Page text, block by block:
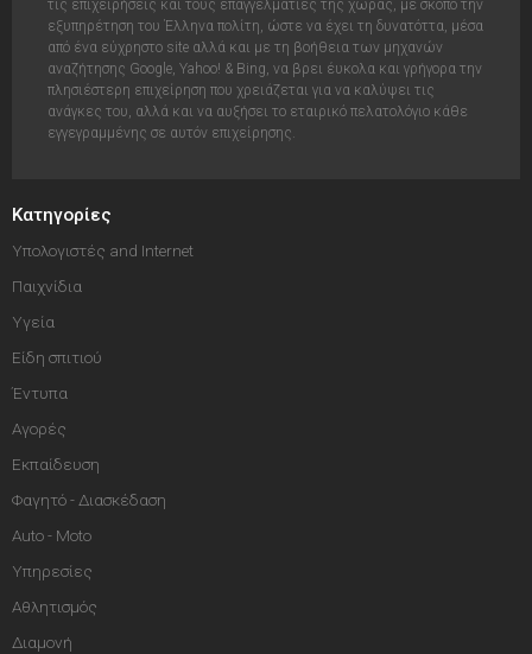
τις επιχειρήσεις και τους επαγγελματίες της χώρας, με σκοπό την
εξυπηρέτηση του Έλληνα πολίτη, ώστε να έχει τη δυνατόττα, μέσα
από ένα εύχρηστο site αλλά και με τη βοήθεια των μηχανών
αναζήτησης Google, Yahoo! & Bing, να βρει έυκολα και γρήγορα την
πλησιέστερη επιχείρηση που χρειάζεται για να καλύψει τις
ανάγκες του, αλλά και να αυξήσει το εταιρικό πελατολόγιο κάθε
εγγεγραμμένης σε αυτόν επιχείρησης.
Κατηγορίες
Υπολογιστές and Internet
Παιχνίδια
Υγεία
Είδη σπιτιού
Έντυπα
Αγορές
Εκπαίδευση
Φαγητό - Διασκέδαση
Auto - Moto
Υπηρεσίες
Αθλητισμός
Διαμονή